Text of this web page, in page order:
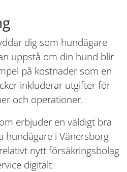
dig som hundägare
uppstå om din hund blir
på kostnader som en
inkluderar utgifter för
och operationer.
erbjuder en väldigt bra
hundägare i Vänersborg
nytt försäkringsbolag
digitalt.